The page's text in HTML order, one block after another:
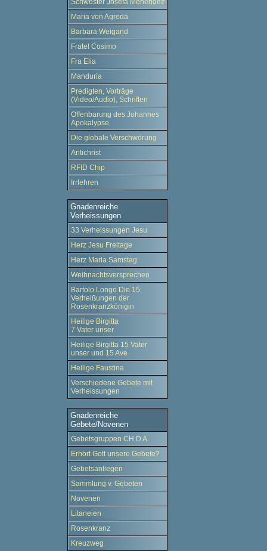
Schwester Josefa Menendez
Maria von Agreda
Barbara Weigand
Fratel Cosimo
Fra Elia
Manduria
Predigten, Vorträge
(Video/Audio), Schriften
Offenbarung des Johannes
Apokalypse
Die globale Verschwörung
Antichrist
RFID Chip
Irrlehren
Gnadenreiche
Verheissungen
33 Verheissungen Jesu
Herz Jesu Freitage
Herz Maria Samstag
Weihnachtsversprechen
Bartolo Longo Die 15
Verheißungen der
Rosenkranzkönigin
Heilige Birgitta
7 Vater unser
Heilige Birgitta 15 Vater
unser und 15 Ave
Heilige Faustina
Verschiedene Gebete mit
Verheissungen
Gnadenreiche
Gebete/Novenen
Gebetsgruppen CH D A
Erhört Gott unsere Gebete?
Gebetsanliegen
Sammlung v. Gebeten
Novenen
Litaneien
Rosenkranz
Kreuzweg